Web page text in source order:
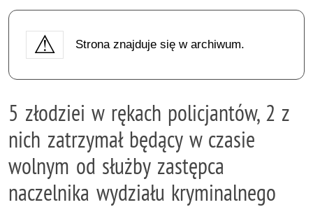
Strona znajduje się w archiwum.
5 złodziei w rękach policjantów, 2 z
nich zatrzymał będący w czasie
wolnym od służby zastępca
naczelnika wydziału kryminalnego